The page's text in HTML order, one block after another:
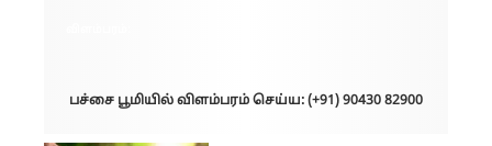
பச்சை பூமியில் விளம்பரம் செய்ய: (+91) 90430 82900